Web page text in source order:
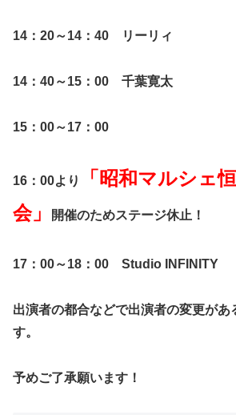
14：20～14：40 リーリィ
14：40～15：00 千葉寛太
15：00～17：00
16：00より
「昭和マルシェ
会」
開催のためステージ休止！
17：00～18：00 Studio INFINITY
出演者の都合などで出演者の変更があ
す。
予めご了承願います！